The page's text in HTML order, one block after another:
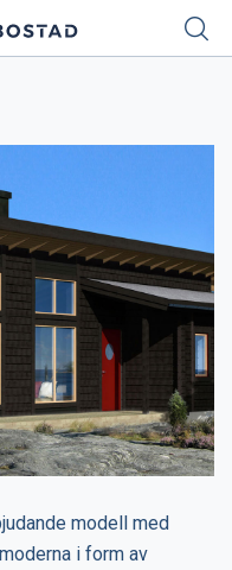
modell med
i form av